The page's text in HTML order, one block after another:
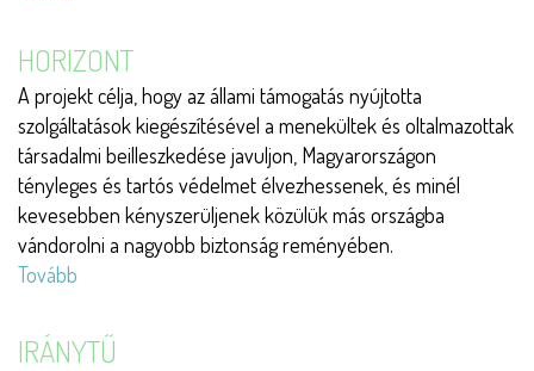
down
European
Attitudes
towards
Migrant/Minority
Stereotypes)
)
HORIZONT
A projekt célja, hogy az állami támogatás nyújtotta
szolgáltatások kiegészítésével a menekültek és oltalmazottak
társadalmi beilleszkedése javuljon, Magyarországon
tényleges és tartós védelmet élvezhessenek, és minél
kevesebben kényszerüljenek közülük más országba
vándorolni a nagyobb biztonság reményében.
Tovább
IRÁNYTŰ